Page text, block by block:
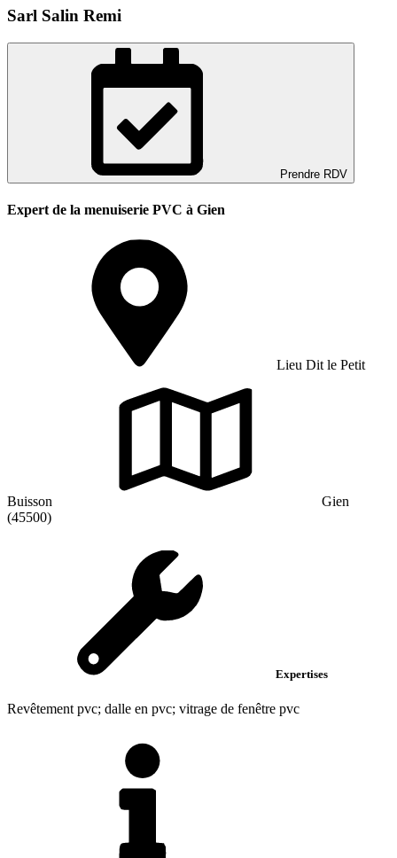
Sarl Salin Remi
Prendre RDV
Expert de la menuiserie PVC à Gien
Lieu Dit le Petit
Buisson
Gien
(45500)
Expertises
Revêtement pvc; dalle en pvc; vitrage de fenêtre pvc